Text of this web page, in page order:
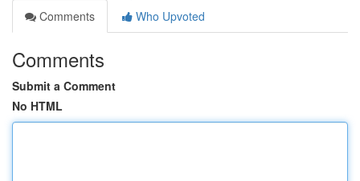
Comments
Who Upvoted
Comments
Submit a Comment
No HTML